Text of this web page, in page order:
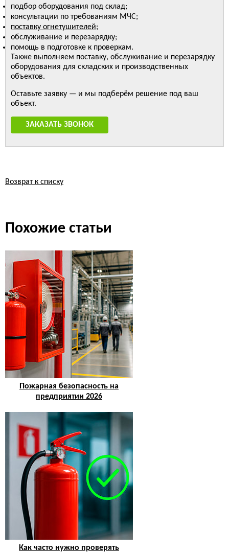
подбор оборудования под склад;
консультации по требованиям МЧС;
поставку огнетушителей;
обслуживание и перезарядку;
помощь в подготовке к проверкам.
Также выполняем поставку, обслуживание и перезарядку
оборудования для складских и производственных
объектов.
Оставьте заявку — и мы подберём решение под ваш
объект.
ЗАКАЗАТЬ ЗВОНОК
Возврат к списку
Похожие статьи
Пожарная безопасность на
предприятии 2026
Как часто нужно проверять